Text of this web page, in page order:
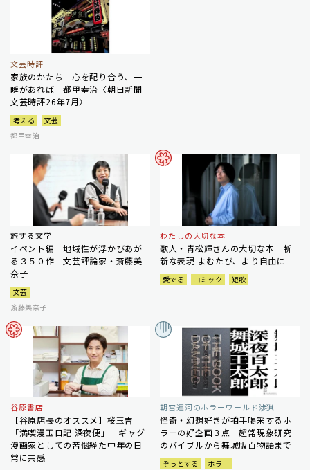
文芸時評
家族のかたち 心を配り合う、一
瞬があれば 都甲幸治〈朝日新聞
文芸時評26年7月〉
考える
文芸
都甲幸治
旅する文学
イベント編 地域性が浮かびあが
る３５０作 文芸評論家・斎藤美
奈子
文芸
斎藤美奈子
わたしの大切な本
歌人・青松輝さんの大切な本 斬
新な表現 よむたび、より自由に
愛でる コミック 短歌
谷原書店
【谷原店長のオススメ】桜玉吉
「満喫漫玉日記 深夜便」 ギャグ
漫画家としての苦悩経た中年の日
常に共感
朝宮運河のホラーワールド渉猟
怪奇・幻想好きが拍手喝采するホ
ラーの好企画３点 超常現象研究
のバイブルから舞城版百物語まで
ぞっとする
ホラー